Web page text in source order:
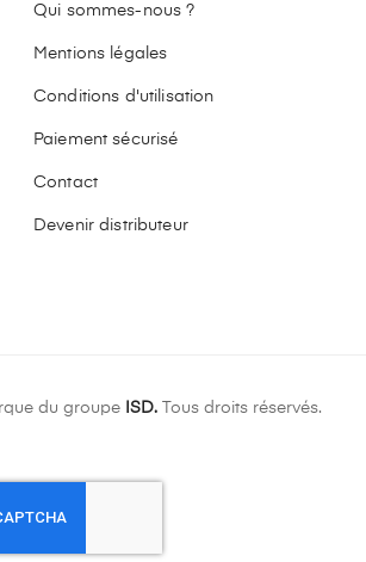
Qui sommes-nous ?
Mentions légales
Conditions d'utilisation
Paiement sécurisé
Contact
Devenir distributeur
du groupe ISD. Tous droits réservés.